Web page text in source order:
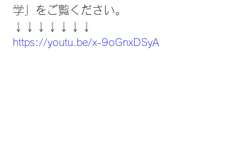
学」をご覧ください。
↓↓↓↓↓↓↓
https://youtu.be/x-9oGnxDSyA